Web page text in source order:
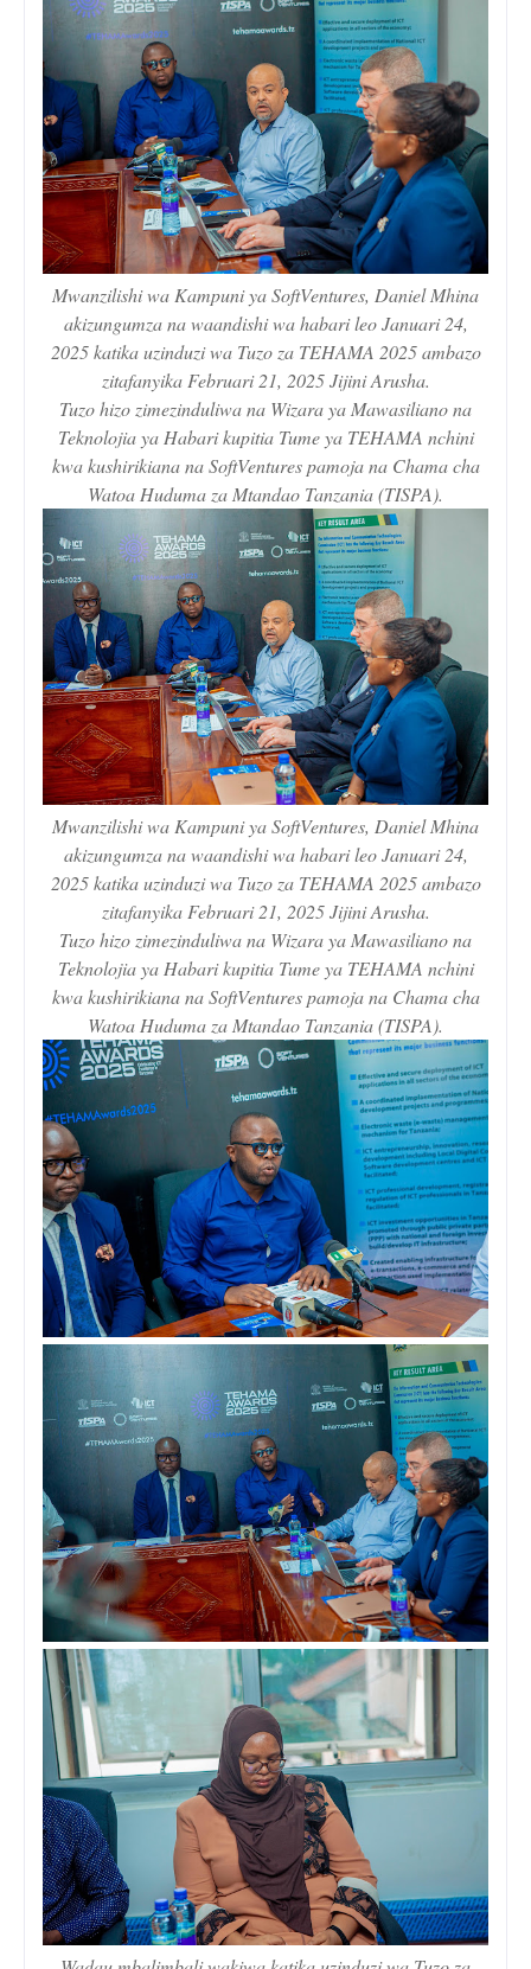
Mwanzilishi wa Kampuni ya SoftVentures, Daniel Mhina
akizungumza na waandishi wa habari leo Januari 24,
2025 katika uzinduzi wa Tuzo za TEHAMA 2025 ambazo
zitafanyika Februari 21, 2025 Jijini Arusha.
Tuzo hizo zimezinduliwa na Wizara ya Mawasiliano na
Teknolojia ya Habari kupitia Tume ya TEHAMA nchini
kwa kushirikiana na SoftVentures pamoja na Chama cha
Watoa Huduma za Mtandao Tanzania (TISPA).
Mwanzilishi wa Kampuni ya SoftVentures, Daniel Mhina
akizungumza na waandishi wa habari leo Januari 24,
2025 katika uzinduzi wa Tuzo za TEHAMA 2025 ambazo
zitafanyika Februari 21, 2025 Jijini Arusha.
Tuzo hizo zimezinduliwa na Wizara ya Mawasiliano na
Teknolojia ya Habari kupitia Tume ya TEHAMA nchini
kwa kushirikiana na SoftVentures pamoja na Chama cha
Watoa Huduma za Mtandao Tanzania (TISPA).